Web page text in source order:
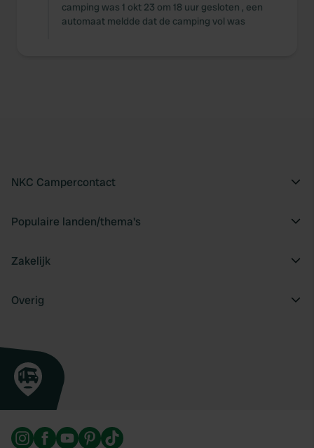
camping was 1 okt 23 om 18 uur gesloten , een
automaat meldde dat de camping vol was
NKC Campercontact
Populaire landen/thema's
Zakelijk
Overig